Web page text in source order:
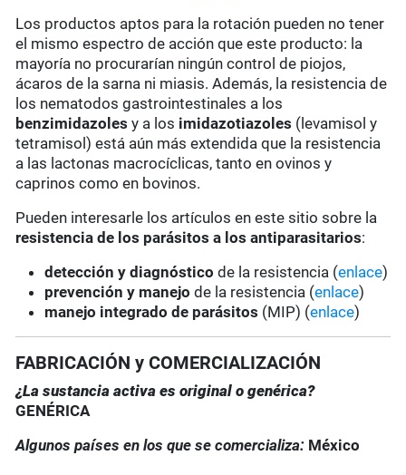
Los productos aptos para la rotación pueden no tener
el mismo espectro de acción que este producto: la
mayoría no procurarían ningún control de piojos,
ácaros de la sarna ni miasis. Además, la resistencia de
los nematodos gastrointestinales a los
benzimidazoles y a los imidazotiazoles (levamisol y
tetramisol) está aún más extendida que la resistencia
a las lactonas macrocíclicas, tanto en ovinos y
caprinos como en bovinos.
Pueden interesarle los artículos en este sitio sobre la
resistencia de los parásitos a los antiparasitarios:
detección y diagnóstico de la resistencia (enlace)
prevención y manejo de la resistencia (enlace)
manejo integrado de parásitos (MIP) (enlace)
FABRICACIÓN y COMERCIALIZACIÓN
¿La sustancia activa es original o genérica?
GENÉRICA
Algunos países en los que se comercializa: México